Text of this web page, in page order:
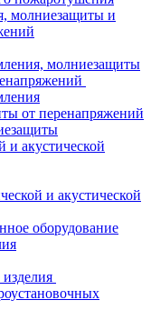
молниезащиты и
молниезащиты
от перенапряжений
и акустической
и акустической
оборудование